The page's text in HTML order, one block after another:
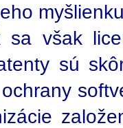
však
sú